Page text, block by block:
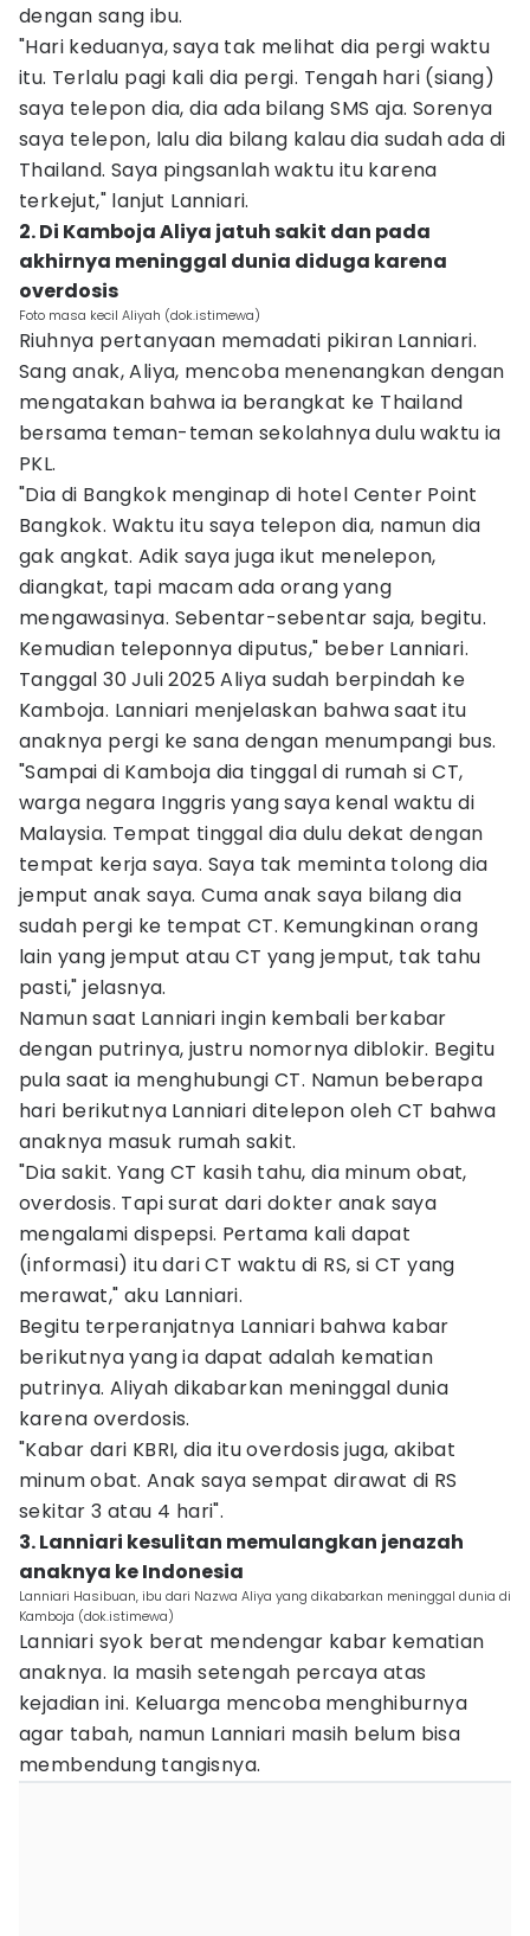
dengan sang ibu.
"Hari keduanya, saya tak melihat dia pergi waktu
itu. Terlalu pagi kali dia pergi. Tengah hari (siang)
saya telepon dia, dia ada bilang SMS aja. Sorenya
saya telepon, lalu dia bilang kalau dia sudah ada di
Thailand. Saya pingsanlah waktu itu karena
terkejut," lanjut Lanniari.
2. Di Kamboja Aliya jatuh sakit dan pada
akhirnya meninggal dunia diduga karena
overdosis
Foto masa kecil Aliyah (dok.istimewa)
Riuhnya pertanyaan memadati pikiran Lanniari.
Sang anak, Aliya, mencoba menenangkan dengan
mengatakan bahwa ia berangkat ke Thailand
bersama teman-teman sekolahnya dulu waktu ia
PKL.
"Dia di Bangkok menginap di hotel Center Point
Bangkok. Waktu itu saya telepon dia, namun dia
gak angkat. Adik saya juga ikut menelepon,
diangkat, tapi macam ada orang yang
mengawasinya. Sebentar-sebentar saja, begitu.
Kemudian teleponnya diputus," beber Lanniari.
Tanggal 30 Juli 2025 Aliya sudah berpindah ke
Kamboja. Lanniari menjelaskan bahwa saat itu
anaknya pergi ke sana dengan menumpangi bus.
"Sampai di Kamboja dia tinggal di rumah si CT,
warga negara Inggris yang saya kenal waktu di
Malaysia. Tempat tinggal dia dulu dekat dengan
tempat kerja saya. Saya tak meminta tolong dia
jemput anak saya. Cuma anak saya bilang dia
sudah pergi ke tempat CT. Kemungkinan orang
lain yang jemput atau CT yang jemput, tak tahu
pasti," jelasnya.
Namun saat Lanniari ingin kembali berkabar
dengan putrinya, justru nomornya diblokir. Begitu
pula saat ia menghubungi CT. Namun beberapa
hari berikutnya Lanniari ditelepon oleh CT bahwa
anaknya masuk rumah sakit.
"Dia sakit. Yang CT kasih tahu, dia minum obat,
overdosis. Tapi surat dari dokter anak saya
mengalami dispepsi. Pertama kali dapat
(informasi) itu dari CT waktu di RS, si CT yang
merawat," aku Lanniari.
Begitu terperanjatnya Lanniari bahwa kabar
berikutnya yang ia dapat adalah kematian
putrinya. Aliyah dikabarkan meninggal dunia
karena overdosis.
"Kabar dari KBRI, dia itu overdosis juga, akibat
minum obat. Anak saya sempat dirawat di RS
sekitar 3 atau 4 hari".
3. Lanniari kesulitan memulangkan jenazah
anaknya ke Indonesia
Lanniari Hasibuan, ibu dari Nazwa Aliya yang dikabarkan meninggal dunia di
Kamboja (dok.istimewa)
Lanniari syok berat mendengar kabar kematian
anaknya. Ia masih setengah percaya atas
kejadian ini. Keluarga mencoba menghiburnya
agar tabah, namun Lanniari masih belum bisa
membendung tangisnya.